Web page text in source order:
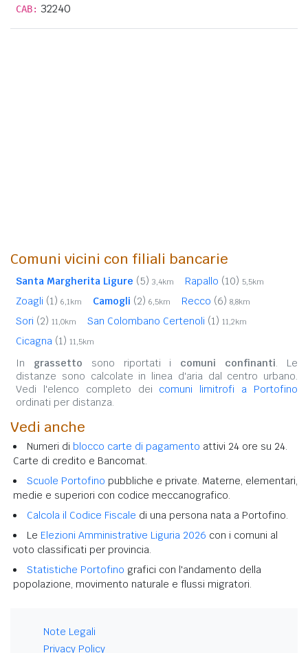
CAB: 32240
Comuni vicini con filiali bancarie
Santa Margherita Ligure (5) 3,4km Rapallo (10) 5,5km
Zoagli (1) 6,1km Camogli (2) 6,5km Recco (6) 8,8km
Sori (2) 11,0km San Colombano Certenoli (1) 11,2km
Cicagna (1) 11,5km
In grassetto sono riportati i comuni confinanti. Le
distanze sono calcolate in linea d'aria dal centro urbano.
Vedi l'elenco completo dei comuni limitrofi a Portofino
ordinati per distanza.
Vedi anche
Numeri di blocco carte di pagamento attivi 24 ore su 24.
Carte di credito e Bancomat.
Scuole Portofino pubbliche e private. Materne, elementari,
medie e superiori con codice meccanografico.
Calcola il Codice Fiscale di una persona nata a Portofino.
Le Elezioni Amministrative Liguria 2026 con i comuni al
voto classificati per provincia.
Statistiche Portofino grafici con l'andamento della
popolazione, movimento naturale e flussi migratori.
Note Legali
Privacy Policy